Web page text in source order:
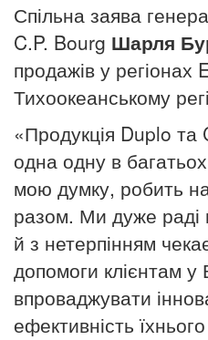
Спільна заява
C.P. Bourg Шарля
продажів у регіонах
Тихоокеанському
«Продукція Duplo
одна одну в
мою думку, робить
разом. Ми дуже раді
й з нетерпінням
допомоги клієнтам у
впроваджувати
ефективність